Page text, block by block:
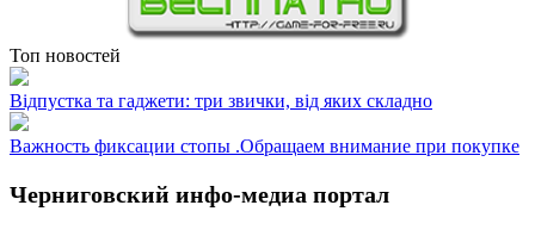
Топ новостей
Відпустка та гаджети: три звички, від яких складно
Важность фиксации стопы .Обращаем внимание при покупке
Черниговский инфо-медиа портал